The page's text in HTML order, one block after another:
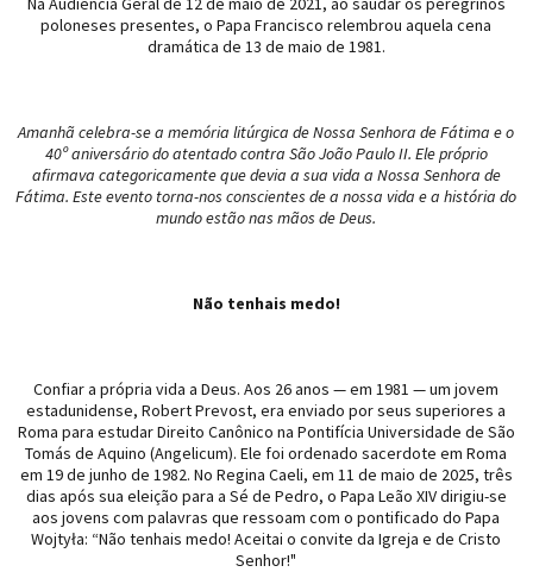
poloneses presentes, o Papa Francisco relembrou aquela cena
dramática de 13 de maio de 1981.
Amanhã celebra-se a memória litúrgica de Nossa Senhora de Fátima e o
40º aniversário do atentado contra São João Paulo II. Ele próprio
afirmava categoricamente que devia a sua vida a Nossa Senhora de
Fátima. Este evento torna-nos conscientes de a nossa vida e a história do
mundo estão nas mãos de Deus.
Não tenhais medo!
Confiar a própria vida a Deus. Aos 26 anos — em 1981 — um jovem
estadunidense, Robert Prevost, era enviado por seus superiores a
Roma para estudar Direito Canônico na Pontifícia Universidade de São
Tomás de Aquino (Angelicum). Ele foi ordenado sacerdote em Roma
em 19 de junho de 1982. No Regina Caeli, em 11 de maio de 2025, três
dias após sua eleição para a Sé de Pedro, o Papa Leão XIV dirigiu-se
aos jovens com palavras que ressoam com o pontificado do Papa
Wojtyła: “Não tenhais medo! Aceitai o convite da Igreja e de Cristo
Senhor!"